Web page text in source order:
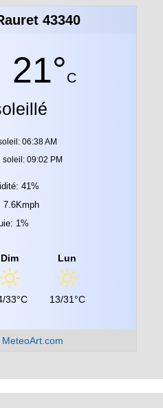
43340
21°C
06:38 AM
09:02 PM
41%
7.6Kmph
1%
Dim
33°C
Lun
13/31°C
MeteoArt.com